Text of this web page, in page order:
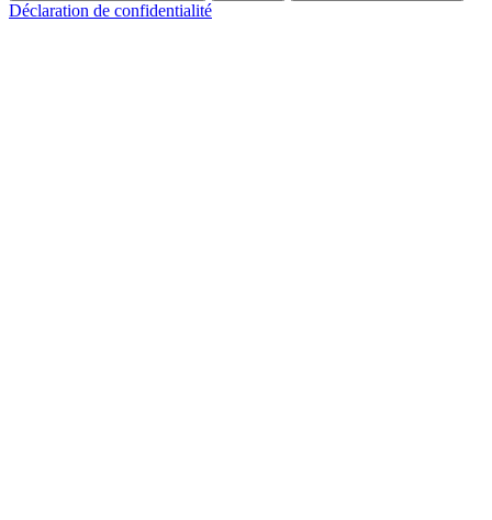
Déclaration de confidentialité